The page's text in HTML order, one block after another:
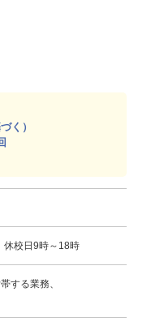
く）
休校日9時～18時
する業務、